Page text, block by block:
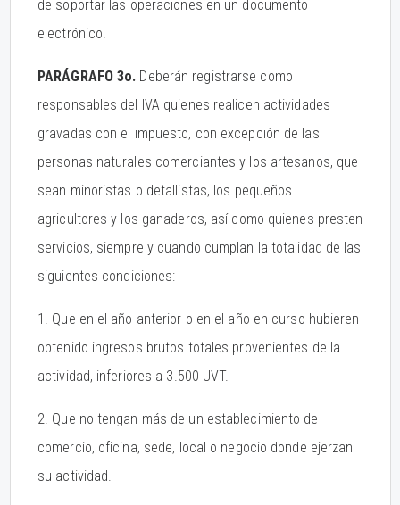
de soportar las operaciones en un documento
electrónico.
PARÁGRAFO 3o. Deberán registrarse como
responsables del IVA quienes realicen actividades
gravadas con el impuesto, con excepción de las
personas naturales comerciantes y los artesanos, que
sean minoristas o detallistas, los pequeños
agricultores y los ganaderos, así como quienes presten
servicios, siempre y cuando cumplan la totalidad de las
siguientes condiciones:
1. Que en el año anterior o en el año en curso hubieren
obtenido ingresos brutos totales provenientes de la
actividad, inferiores a 3.500 UVT.
2. Que no tengan más de un establecimiento de
comercio, oficina, sede, local o negocio donde ejerzan
su actividad.